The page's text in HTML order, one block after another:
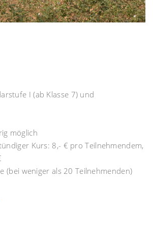
I (ab Klasse 7) und
möglich
Kurs: 8,- € pro Teilnehmendem,
(bei weniger als 20 Teilnehmenden)